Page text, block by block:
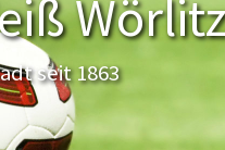
seit 1863